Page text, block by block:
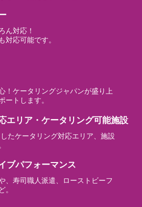
ん対応！
対応可能です。
！ケータリングジャパンが盛り上
ートします。
リア・ケータリング可能施設
たケータリング対応エリア、施設
パフォーマンス
、寿司職人派遣、ローストビーフ
。